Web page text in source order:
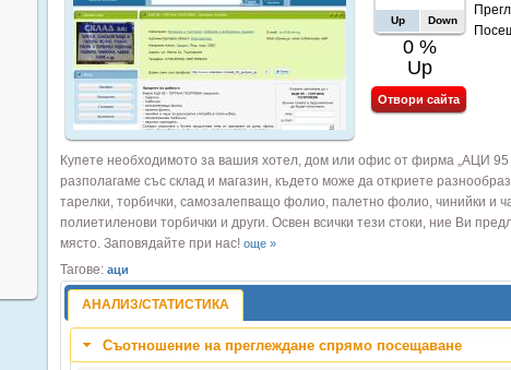
Up
Down
0 %
Up
Отвори сайта
Купете необходимото за вашия хотел, дом или офис от фирма „АЦИ
разполагаме със склад и магазин, където може да откриете
тарелки, торбички, самозалепващо фолио, палетно фолио, чинийки и
полиетиленови торбички и други. Освен всички тези стоки, ние Ви
място. Заповядайте при нас! още »
Тагове: аци
АНАЛИЗ/СТАТИСТИКА
Съотношение на преглеждане спрямо посещаване